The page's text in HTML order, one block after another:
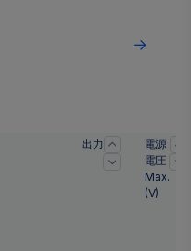
出力
電源
電圧
Max.
(V)